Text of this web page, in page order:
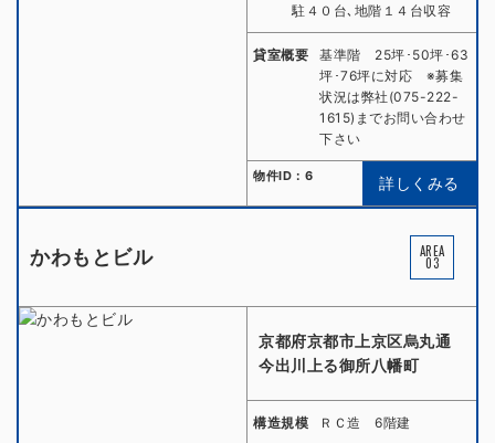
駐４０台､地階１４台収容
貸室概要
基準階 25坪･50坪･63
坪･76坪に対応 ※募集
状況は弊社(075-222-
1615)までお問い合わせ
下さい
物件ID：6 詳しくみる
かわもとビル AREA
03
京都府京都市上京区烏丸通
今出川上る御所八幡町
構造規模 ＲＣ造 6階建